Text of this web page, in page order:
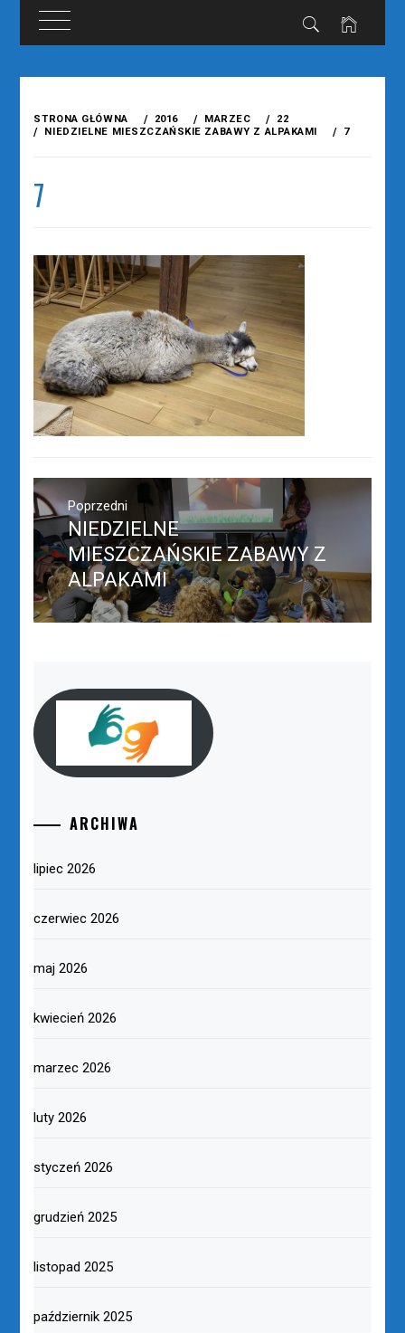
treści
STRONA GŁÓWNA 2016 MARZEC
22
NIEDZIELNE MIESZCZAŃSKIE ZABAWY Z ALPAKAMI
7
7
Nawigacja
wpisuPoprzedni
Poprzedni
wpis:
NIEDZIELNE
MIESZCZAŃSKIE ZABAWY Z
ALPAKAMI
ARCHIWA
lipiec 2026
czerwiec 2026
maj 2026
kwiecień 2026
marzec 2026
luty 2026
styczeń 2026
grudzień 2025
listopad 2025
październik 2025